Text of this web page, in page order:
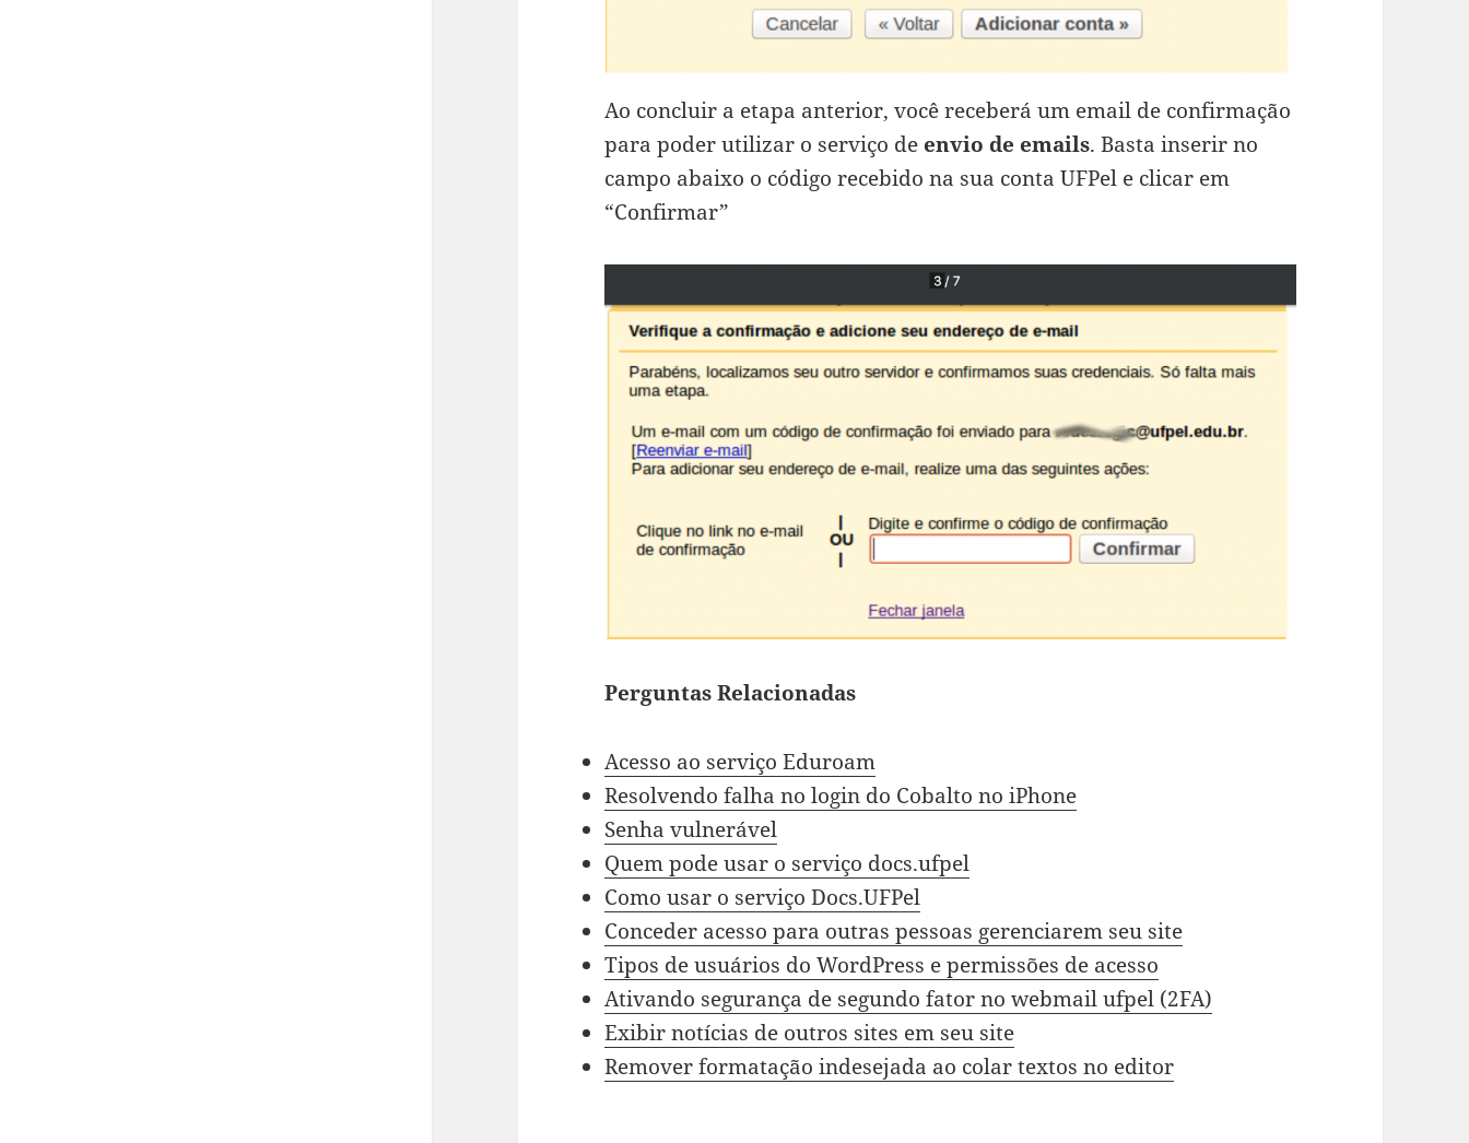
Ao concluir a etapa anterior, você receberá um e­mail de confirmação
para poder utilizar o serviço de envio de e­mails. Basta inserir no
campo abaixo o código recebido na sua conta UFPel e clicar em
“Confirmar”
Perguntas Relacionadas
Acesso ao serviço Eduroam
Resolvendo falha no login do Cobalto no iPhone
Senha vulnerável
Quem pode usar o serviço docs.ufpel
Como usar o serviço Docs.UFPel
Conceder acesso para outras pessoas gerenciarem seu site
Tipos de usuários do WordPress e permissões de acesso
Ativando segurança de segundo fator no webmail ufpel (2FA)
Exibir notícias de outros sites em seu site
Remover formatação indesejada ao colar textos no editor